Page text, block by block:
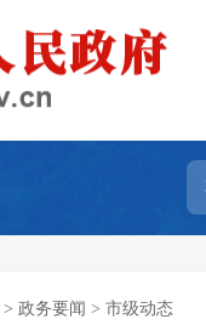
> 政务要闻 > 市级动态